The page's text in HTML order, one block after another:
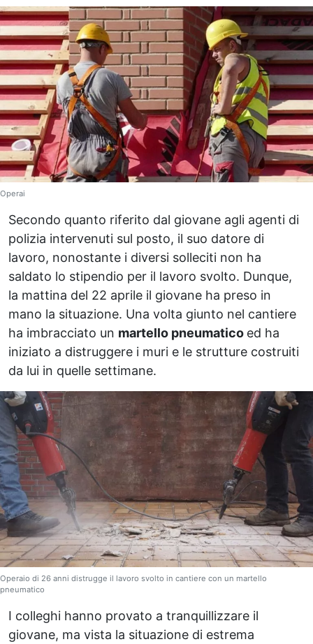
Operai
Secondo quanto riferito dal giovane agli agenti di
polizia intervenuti sul posto, il suo datore di
lavoro, nonostante i diversi solleciti non ha
saldato lo stipendio per il lavoro svolto. Dunque,
la mattina del 22 aprile il giovane ha preso in
mano la situazione. Una volta giunto nel cantiere
ha imbracciato un martello pneumatico ed ha
iniziato a distruggere i muri e le strutture costruiti
da lui in quelle settimane.
Operaio di 26 anni distrugge il lavoro svolto in cantiere con un martello
pneumatico
I colleghi hanno provato a tranquillizzare il
giovane, ma vista la situazione di estrema